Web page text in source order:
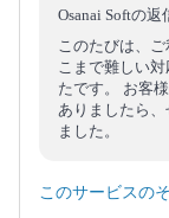
Osanai Softの返
このたびは、
こまで難しい
たです。 お客
ありましたら
ました。
このサービスの